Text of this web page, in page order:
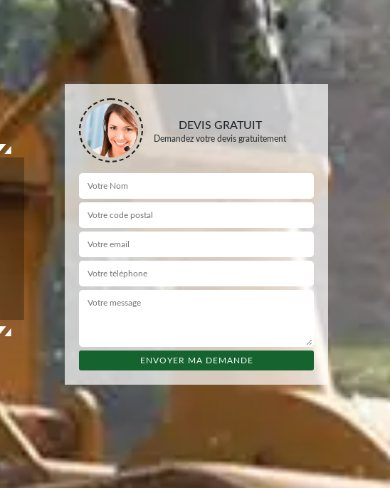
DEVIS GRATUIT
Demandez votre devis gratuitement